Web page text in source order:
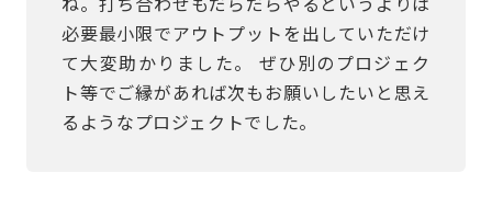
必要最小限でアウトプットを出していただけ
て大変助かりました。 ぜひ別のプロジェク
ト等でご縁があれば次もお願いしたいと思え
るようなプロジェクトでした。